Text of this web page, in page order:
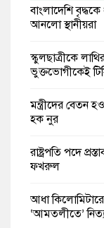
বাংলাদেশি
আনলো স্থানীয়রা
স্কুলছাত্রীকে
ভুক্তভোগীকেই
মন্ত্রীদের বেতন
হক নুর
রাষ্ট্রপতি পদে
ফখরুল
আধা
‘আমতলীতে’